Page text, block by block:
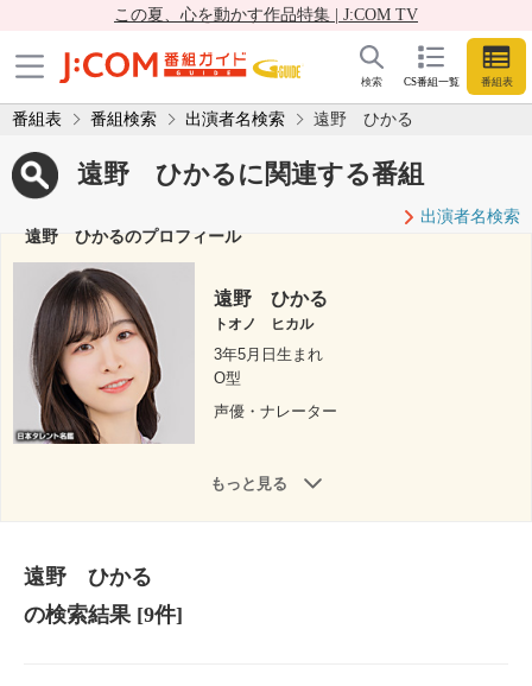
この夏、心を動かす作品特集 | J:COM TV
CS番組一覧 番組表
検索
番組表 番組検索 出演者名検索 遠野 ひかる
遠野 ひかるに関連する番組
出演者名検索
遠野 ひかるのプロフィール
遠野 ひかる
トオノ ヒカル
3年5月日生まれ
O型
声優・ナレーター
もっと見る
遠野 ひかる
の検索結果[9件]